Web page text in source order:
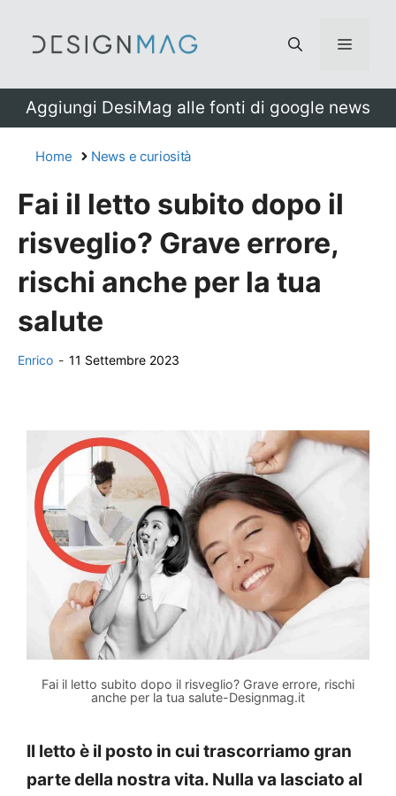
Menu
Aggiungi DesiMag alle fonti di google news
Home News e curiosità
Fai il letto subito dopo il
risveglio? Grave errore,
rischi anche per la tua
salute
Enrico - 11 Settembre 2023
Fai il letto subito dopo il risveglio? Grave errore, rischi
anche per la tua salute-Designmag.it
Il letto è il posto in cui trascorriamo gran
parte della nostra vita. Nulla va lasciato al